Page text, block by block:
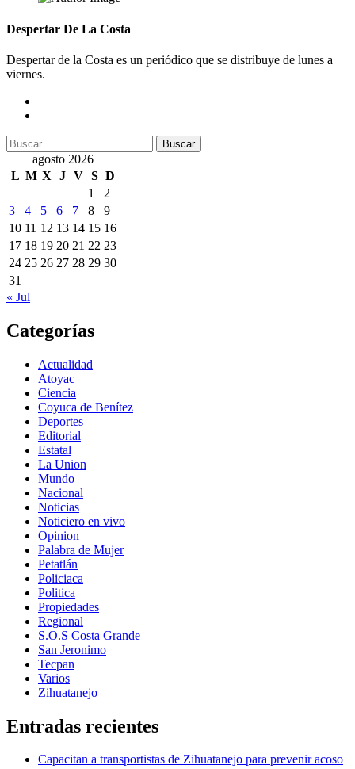
Despertar De La Costa
Despertar de la Costa es un periódico que se distribuye de lunes a
viernes.
Buscar:
agosto 2026
L M X J V S D
1
2
3
4 5 6 7 8
9
10 11 12 13 14 15 16
17 18 19 20 21 22 23
24 25 26 27 28 29 30
31
« Jul
Categorías
Actualidad
Atoyac
Ciencia
Coyuca de Benítez
Deportes
Editorial
Estatal
La Union
Mundo
Nacional
Noticias
Noticiero en vivo
Opinion
Palabra de Mujer
Petatlán
Policiaca
Politica
Propiedades
Regional
S.O.S Costa Grande
San Jeronimo
Tecpan
Varios
Zihuatanejo
Entradas recientes
Capacitan a transportistas de Zihuatanejo para prevenir acoso